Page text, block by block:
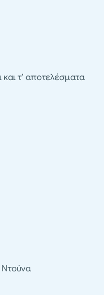
τ’ αποτελέσματα
Ντούνα